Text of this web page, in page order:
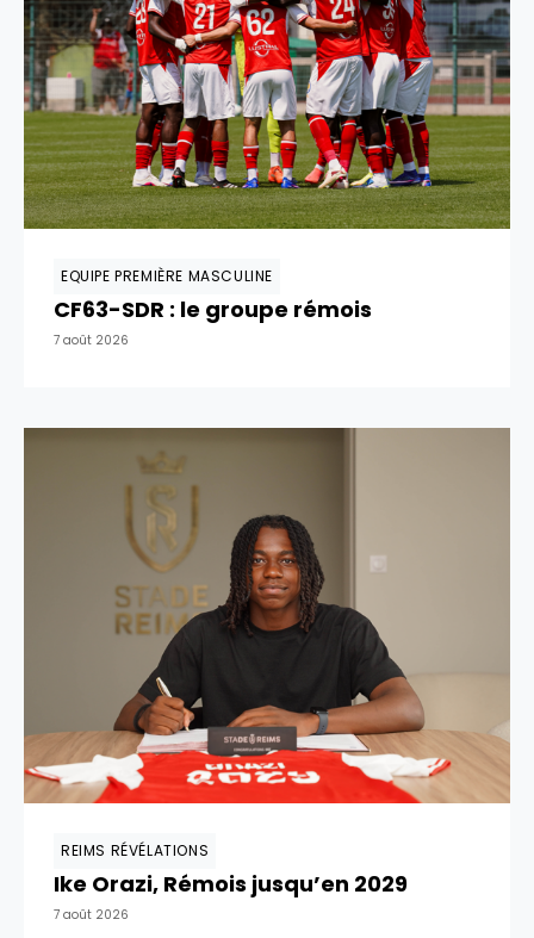
EQUIPE PREMIÈRE MASCULINE
CF63-SDR : le groupe rémois
7 août 2026
REIMS RÉVÉLATIONS
Ike Orazi, Rémois jusqu’en 2029
7 août 2026